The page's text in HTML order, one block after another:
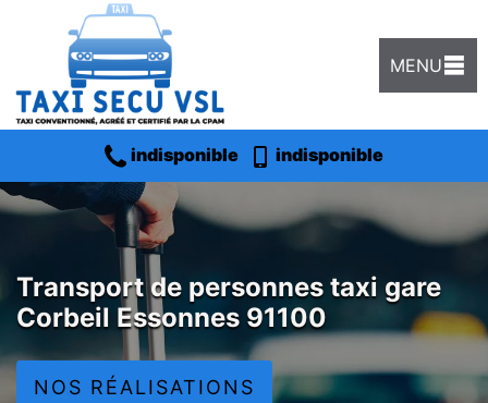
MENU
indisponible indisponible
Transport de personnes taxi gare
Corbeil Essonnes 91100
NOS RÉALISATIONS